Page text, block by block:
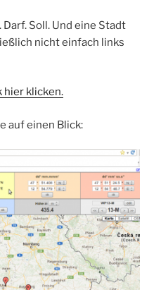
Soll. Und eine Stadt
nicht einfach links
hier klicken.
auf einen Blick: